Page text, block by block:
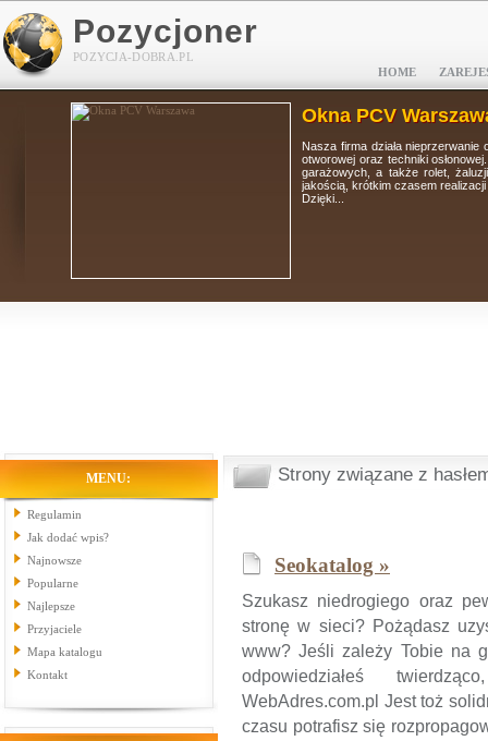
Pozycjoner
POZYCJA-DOBRA.PL
HOME
Okna PCV
Nasza firma działa
otworowej oraz techniki
garażowych, a także rolet,
jakością, krótkim czasem
Dzięki...
MENU:
Regulamin
Jak dodać wpis?
Najnowsze
Popularne
Najlepsze
Przyjaciele
Mapa katalogu
Kontakt
Strony związane z
Seokatalog »
Szukasz niedrogiego oraz
stronę w sieci? Pożądasz
www? Jeśli zależy Tobie na
odpowiedziałeś
WebAdres.com.pl Jest toż
czasu potrafisz się